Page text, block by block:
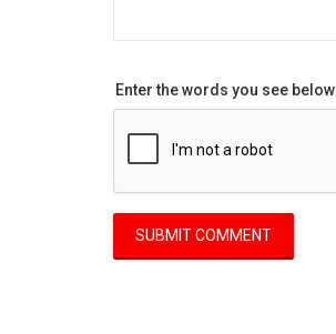
Enter the words you see below